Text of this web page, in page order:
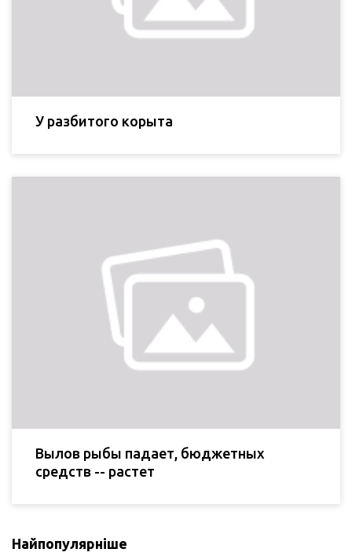
У разбитого корыта
Вылов рыбы падает, бюджетных
средств -- растет
Найпопулярніше